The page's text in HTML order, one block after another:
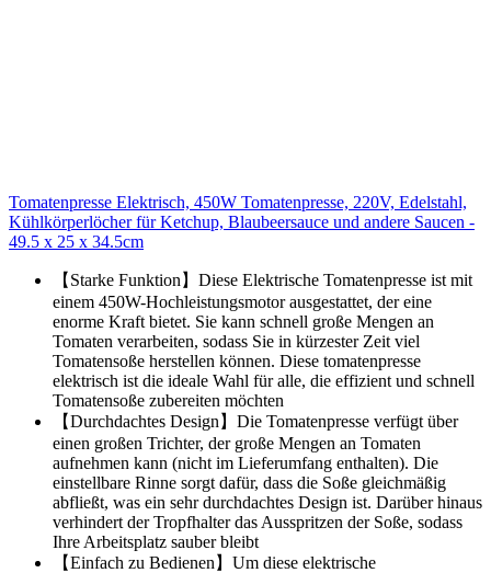
Tomatenpresse Elektrisch, 450W Tomatenpresse, 220V, Edelstahl,
Kühlkörperlöcher für Ketchup, Blaubeersauce und andere Saucen -
49.5 x 25 x 34.5cm
【Starke Funktion】Diese Elektrische Tomatenpresse ist mit
einem 450W-Hochleistungsmotor ausgestattet, der eine
enorme Kraft bietet. Sie kann schnell große Mengen an
Tomaten verarbeiten, sodass Sie in kürzester Zeit viel
Tomatensoße herstellen können. Diese tomatenpresse
elektrisch ist die ideale Wahl für alle, die effizient und schnell
Tomatensoße zubereiten möchten
【Durchdachtes Design】Die Tomatenpresse verfügt über
einen großen Trichter, der große Mengen an Tomaten
aufnehmen kann (nicht im Lieferumfang enthalten). Die
einstellbare Rinne sorgt dafür, dass die Soße gleichmäßig
abfließt, was ein sehr durchdachtes Design ist. Darüber hinaus
verhindert der Tropfhalter das Ausspritzen der Soße, sodass
Ihre Arbeitsplatz sauber bleibt
【Einfach zu Bedienen】Um diese elektrische